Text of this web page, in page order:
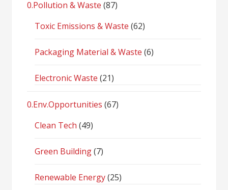
0.Pollution & Waste (87)
Toxic Emissions & Waste (62)
Packaging Material & Waste (6)
Electronic Waste (21)
0.Env.Opportunities (67)
Clean Tech (49)
Green Building(7)
Renewable Energy(25)